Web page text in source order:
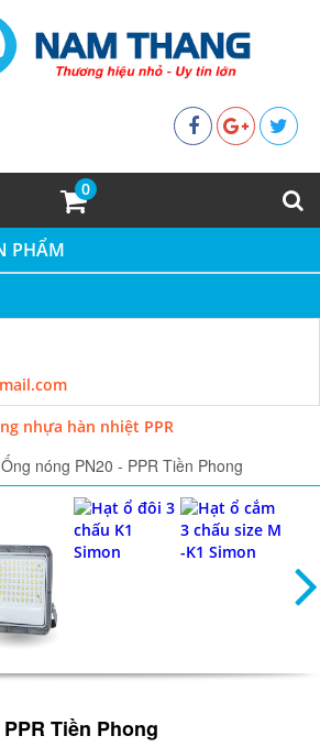
0
PHẨM
nhựa hàn nhiệt PPR
Ống nóng PN20 - PPR Tiền Phong
Tiền Phong